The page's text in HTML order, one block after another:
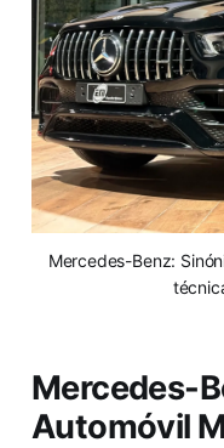
Mercedes-Benz:
Mercedes-
Automóvil